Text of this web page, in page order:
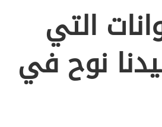
التي
نوح في